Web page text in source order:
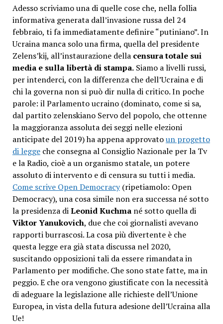
Adesso scriviamo una di quelle cose che, nella follia
informativa generata dall’invasione russa del 24
febbraio, ti fa immediatamente definire “putiniano”. In
Ucraina manca solo una firma, quella del presidente
Zelens’kij, all’instaurazione della censura totale sui
media e sulla libertà di stampa.Siamo a livelli russi,
per intenderci, con la differenza che dell’Ucraina e di
chi la governa non si può dir nulla di critico. In poche
parole: il Parlamento ucraino (dominato, come si sa,
dal partito zelenskiano Servo del popolo, che ottenne
la maggioranza assoluta dei seggi nelle elezioni
anticipate del 2019) ha appena approvatoun progetto
di leggeche consegna al Consiglio Nazionale per la Tv
e la Radio, cioè a un organismo statale, un potere
assoluto di intervento e di censura su tutti i media.
Come scrive Open Democracy(ripetiamolo: Open
Democracy), una cosa simile non era successa né sotto
la presidenza diLeonid Kuchmané sotto quella di
Viktor Yanukovich, due che coi giornalisti avevano
rapporti burrascosi. La cosa più divertente è che
questa legge era già stata discussa nel 2020,
suscitando opposizioni tali da essere rimandata in
Parlamento per modifiche. Che sono state fatte, ma in
peggio. E che ora vengono giustificate con la necessità
di adeguare la legislazione alle richieste dell’Unione
Europea, in vista della futura adesione dell’Ucraina alla
Ue!